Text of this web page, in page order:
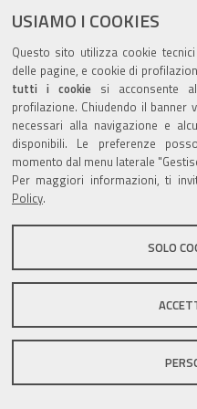
USIAMO I COOKIES
Questo sito utilizza cookie
delle pagine, e cookie di
tutti i cookiesi acconsente
profilazione. Chiudendo il
necessari alla navigazione e
disponibili. Le preferenze
momento dal menu laterale
Per maggiori informazioni, ti
Policy.
SOLO
Sito istituzionale
DPO|